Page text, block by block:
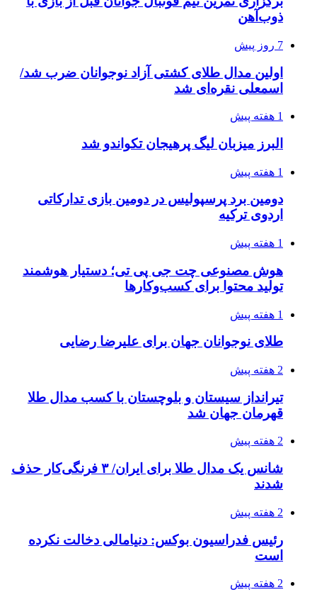
ذوب‌آهن
7 روز پیش
اولین مدال طلای کشتی آزاد نوجوانان ضرب شد/
اسمعلی نقره‌ای شد
1 هفته پیش
البرز میزبان لیگ پرهیجان تکواندو شد
1 هفته پیش
دومین برد پرسپولیس در دومین بازی تدارکاتی
اردوی ترکیه
1 هفته پیش
هوش مصنوعی چت جی پی تی؛ دستیار هوشمند
تولید محتوا برای کسب‌وکارها
1 هفته پیش
طلای نوجوانان جهان برای علیرضا رضایی
2 هفته پیش
تیرانداز سیستان و بلوچستان با کسب مدال طلا
قهرمان جهان شد
2 هفته پیش
شانس یک مدال طلا برای ایران/ ۳ فرنگی‌کار حذف
شدند
2 هفته پیش
رئیس فدراسیون بوکس: دنیامالی دخالت نکرده
است
2 هفته پیش